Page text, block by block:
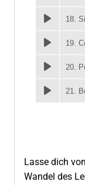
18.
19.
20.
21.
Lasse dich
Wandel des